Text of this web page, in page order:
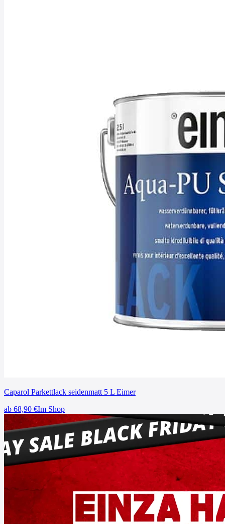
Caparol Parkettlack seidenmatt 5 L Eimer
ab 68,90 €Im Shop